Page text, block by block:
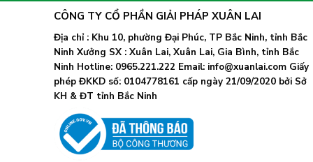
CÔNG TY CỔ PHẦN GIẢI PHÁP XUÂN LAI
Địa chỉ : Khu 10, phường Đại Phúc, TP Bắc Ninh, tỉnh Bắc
Ninh Xưởng SX : Xuân Lai, Xuân Lai, Gia Bình, tỉnh Bắc
Ninh Hotline: 0965.221.222 Email: info@xuanlai.com Giấy
phép ĐKKD số: 0104778161 cấp ngày 21/09/2020 bởi Sở
KH & ĐT tỉnh Bắc Ninh